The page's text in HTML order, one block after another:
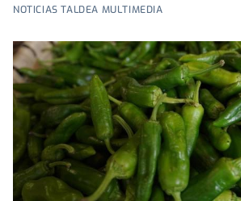
NOTICIAS TALDEA MULTIMEDIA